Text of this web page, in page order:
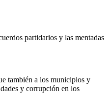
partidarios y las mentadas
también a los municipios y
y corrupción en los